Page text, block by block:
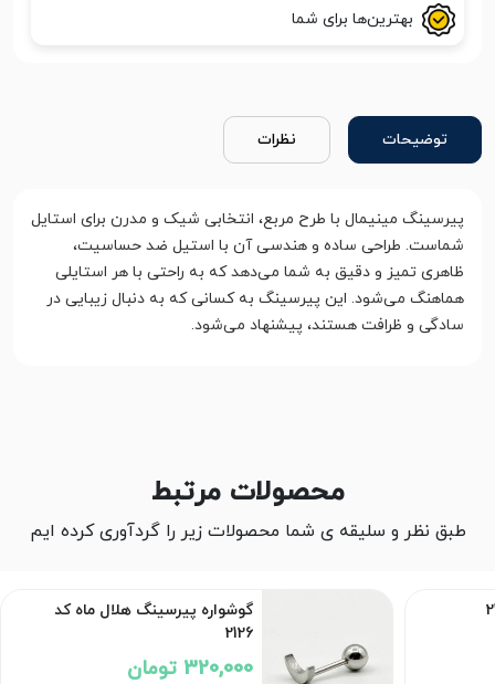
بهترین‌ها برای شما
توضیحات نظرات
پیرسینگ مینیمال با طرح مربع، انتخابی شیک و مدرن برای استایل
شماست. طراحی ساده و هندسی آن با استیل ضد حساسیت،
ظاهری تمیز و دقیق به شما می‌دهد که به راحتی با هر استایلی
هماهنگ می‌شود. این پیرسینگ به کسانی که به دنبال زیبایی در
سادگی و ظرافت هستند، پیشنهاد می‌شود.
محصولات مرتبط
طبق نظر و سلیقه ی شما محصولات زیر را گردآوری کرده ایم
گوشواره پیرسینگ هلال ماه کد
2126
320,000 تومان